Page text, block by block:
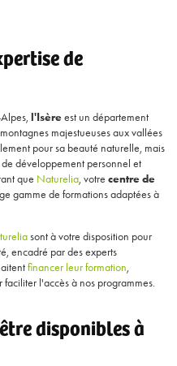
de
l'Isèreest un département
majestueuses aux vallées
pour sa beauté naturelle, mais
développement personnel et
que Naturelia, votre centre de
gamme de formations adaptées à
sont à votre disposition pour
encadré par des experts
financer leur formation,
faciliter l'accès à nos programmes.
disponibles à